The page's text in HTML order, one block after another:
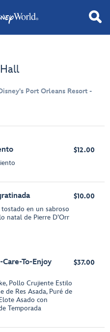
Port Orleans Resort -
$12.00
en un sabroso
natal de Pierre D’Orr
$10.00
To-Enjoy
Pollo Crujiente Estilo
de Res Asada, Puré de
Asado con
Temporada
$37.00